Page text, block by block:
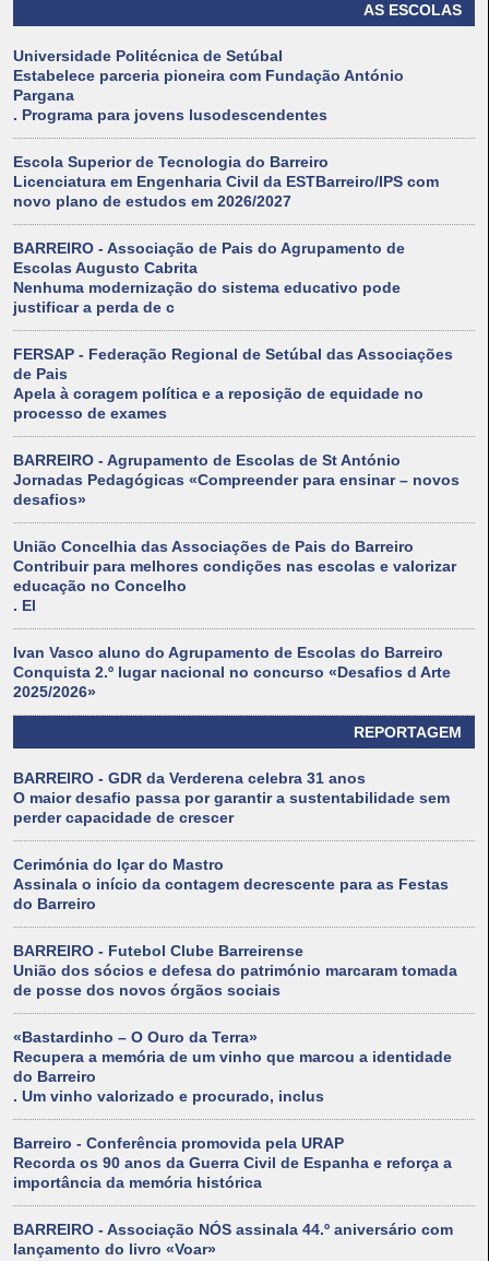
AS ESCOLAS
Universidade Politécnica de Setúbal
Estabelece parceria pioneira com Fundação António
Pargana
. Programa para jovens lusodescendentes
Escola Superior de Tecnologia do Barreiro
Licenciatura em Engenharia Civil da ESTBarreiro/IPS com
novo plano de estudos em 2026/2027
BARREIRO - Associação de Pais do Agrupamento de
Escolas Augusto Cabrita
Nenhuma modernização do sistema educativo pode
justificar a perda de c
FERSAP - Federação Regional de Setúbal das Associações
de Pais
Apela à coragem política e a reposição de equidade no
processo de exames
BARREIRO - Agrupamento de Escolas de St António
Jornadas Pedagógicas «Compreender para ensinar – novos
desafios»
União Concelhia das Associações de Pais do Barreiro
Contribuir para melhores condições nas escolas e valorizar
educação no Concelho
. El
Ivan Vasco aluno do Agrupamento de Escolas do Barreiro
Conquista 2.º lugar nacional no concurso «Desafios d Arte
2025/2026»
REPORTAGEM
BARREIRO - GDR da Verderena celebra 31 anos
O maior desafio passa por garantir a sustentabilidade sem
perder capacidade de crescer
Cerimónia do Içar do Mastro
Assinala o início da contagem decrescente para as Festas
do Barreiro
BARREIRO - Futebol Clube Barreirense
União dos sócios e defesa do património marcaram tomada
de posse dos novos órgãos sociais
«Bastardinho – O Ouro da Terra»
Recupera a memória de um vinho que marcou a identidade
do Barreiro
. Um vinho valorizado e procurado, inclus
Barreiro - Conferência promovida pela URAP
Recorda os 90 anos da Guerra Civil de Espanha e reforça a
importância da memória histórica
BARREIRO - Associação NÓS assinala 44.º aniversário com
lançamento do livro «Voar»